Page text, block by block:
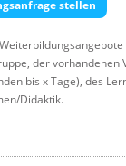
stellen
der
bis x Tage), des
Didaktik.